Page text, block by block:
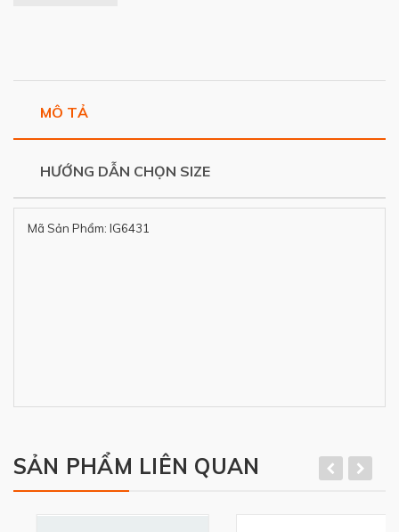
MÔ TẢ
HƯỚNG DẪN CHỌN SIZE
Mã Sản Phẩm: IG6431
SẢN PHẨM LIÊN QUAN